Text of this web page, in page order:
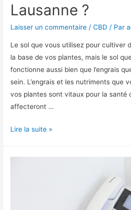
Lausanne ?
Laisser un commentaire /CBD / Par
Le sol que vous utilisez pour cultiver
la base de vos plantes, mais le sol
fonctionne aussi bien que l’engrais
sein. L’engrais et les nutriments que
vos plantes sont vitaux pour la santé
affecteront …
Quel
Lire la suite »